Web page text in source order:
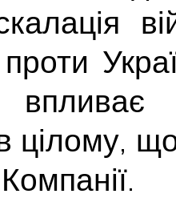
проти
цілому,